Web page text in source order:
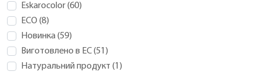
Eskarocolor(60)
ECO (8)
Новинка(59)
Виготовлено в ЕС(51 )
Натуральний продукт (1 )